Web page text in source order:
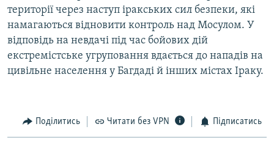
території через наступ іракських сил безпеки, які
намагаються відновити контроль над Мосулом. У
відповідь на невдачі під час бойових дій
екстремістське угруповання вдається до нападів на
цивільне населення у Багдаді й інших містах Іраку.
Поділитись Читати без VPN Підписатись